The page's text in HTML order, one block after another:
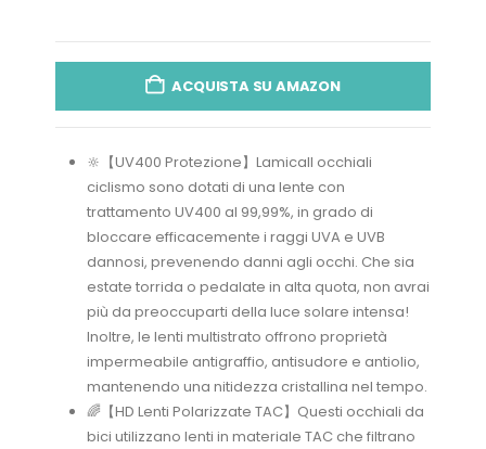
ACQUISTA SU AMAZON
🔆【UV400 Protezione】Lamicall occhiali
ciclismo sono dotati di una lente con
trattamento UV400 al 99,99%, in grado di
bloccare efficacemente i raggi UVA e UVB
dannosi, prevenendo danni agli occhi. Che sia
estate torrida o pedalate in alta quota, non avrai
più da preoccuparti della luce solare intensa!
Inoltre, le lenti multistrato offrono proprietà
impermeabile antigraffio, antisudore e antiolio,
mantenendo una nitidezza cristallina nel tempo.
🌈【HD Lenti Polarizzate TAC】Questi occhiali da
bici utilizzano lenti in materiale TAC che filtrano